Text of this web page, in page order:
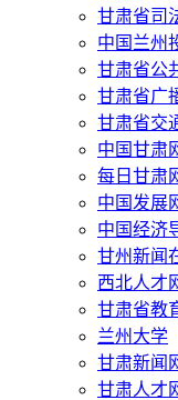
甘肃省司
中国兰州
甘肃省公
甘肃省广
甘肃省交
中国甘肃
每日甘肃
中国发展
中国经济
甘州新闻
西北人才
甘肃省教
兰州大学
甘肃新闻
甘肃人才